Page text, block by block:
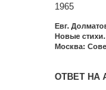
1965
Евг.
Новые
Москва:
ОТВЕТ НА